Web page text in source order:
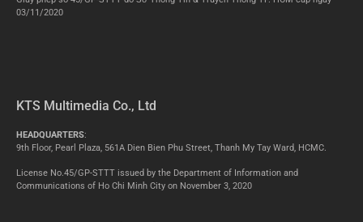
03/11/2020
KTS Multimedia Co., Ltd
HEADQUARTERS:
9th Floor, Pearl Plaza, 561A Dien Bien Phu Street, Thanh My Tay Ward, HCMC.
License No.45/GP-STTT issued by the Department of Information and
Communications of Ho Chi Minh City on November 3, 2020